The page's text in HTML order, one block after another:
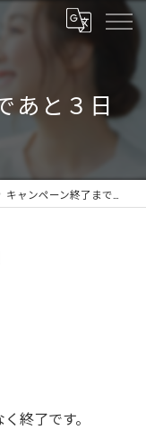
あと３日
キャンペーン終了まであと３日
終了です。